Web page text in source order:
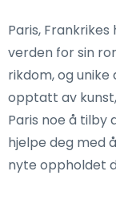
Paris,
verden for sin
rikdom, og
opptatt av
Paris noe å tilby
hjelpe deg med
nyte oppholdet